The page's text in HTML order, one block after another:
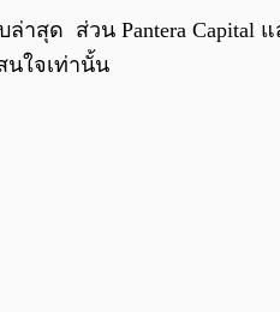
าสุด ส่วน Pantera Capital
นใจเท่านั้น